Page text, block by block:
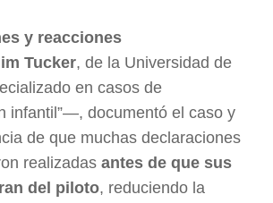
y reacciones
Tucker, de la Universidad de
en casos de
infantil”—, documentó el caso y
de que muchas declaraciones
realizadas antes de que sus
del piloto, reduciendo la